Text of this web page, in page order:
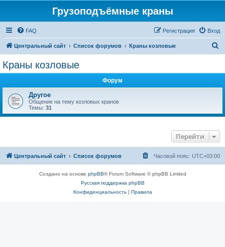
Грузоподъёмные краны
FAQ Вход
Регистрация
Центральный сайт Список форумов Краны козловые
Краны козловые
Форум
Другое
Общение на тему козловых кранов
Темы: 31
Перейти
Центральный сайт Список форумов Часовой пояс: UTC+03:00
Создано на основе phpBB® Forum Software © phpBB Limited
Русская поддержка phpBB
Конфиденциальность| Правила